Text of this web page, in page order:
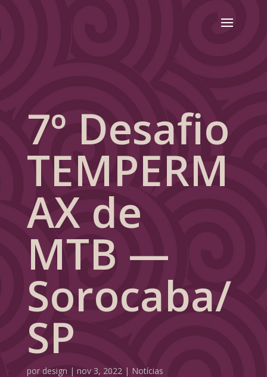
7º Desafio
TEMPERM
AX de
MTB —
Sorocaba/
SP
por design | nov 3, 2022| Notícias